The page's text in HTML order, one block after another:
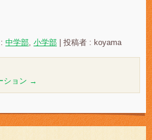
中学部 小学部 投稿者 : koyama
ション →